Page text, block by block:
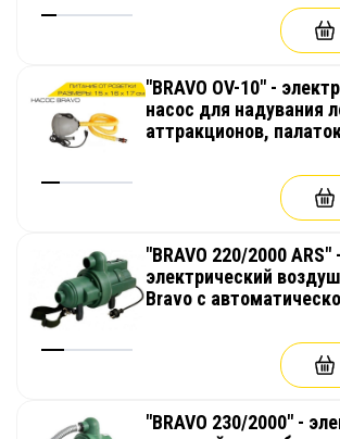
"BRAVO OV-10" -
насос для надувания
аттракционов,
"BRAVO 220/2000 ARS" -
электрический
Bravo с
поддержания
изделие,
"BRAVO 230/2000" -